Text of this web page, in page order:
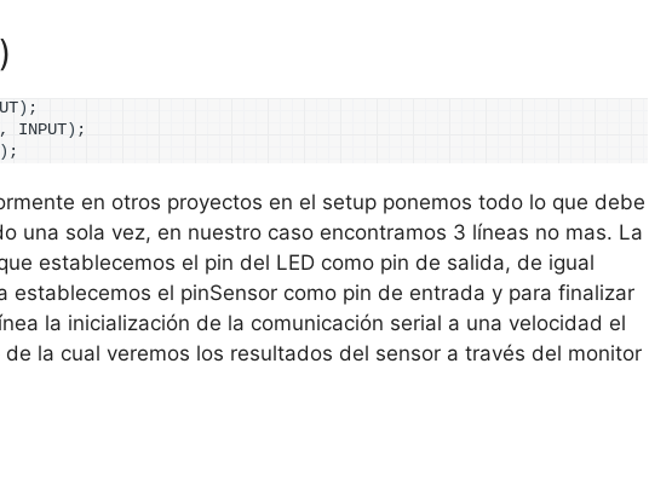
) ;
INPUT ) ;
) ;
en otros proyectos en el setup ponemos todo lo que debe
una sola vez, en nuestro caso encontramos 3 líneas no mas. La
establecemos el pin del LED como pin de salida, de igual
establecemos el pinSensor como pin de entrada y para finalizar
la inicialización de la comunicación serial a una velocidad el
la cual veremos los resultados del sensor a través del monitor